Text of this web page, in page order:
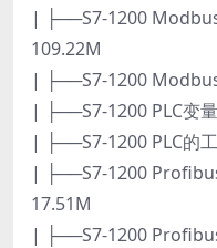
| ├──S7-1200
109.22M
| ├──S7-1200
| ├──S7-1200 PLC变
| ├──S7-1200 PLC的
| ├──S7-1200
17.51M
| ├──S7-1200